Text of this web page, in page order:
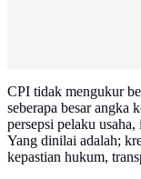
CPI tidak mengukur
seberapa besar angka
persepsi pelaku
Yang dinilai adalah;
kepastian hukum,